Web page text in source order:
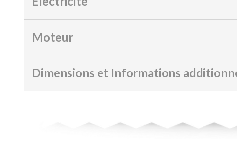
Moteur
Dimensions et Informations